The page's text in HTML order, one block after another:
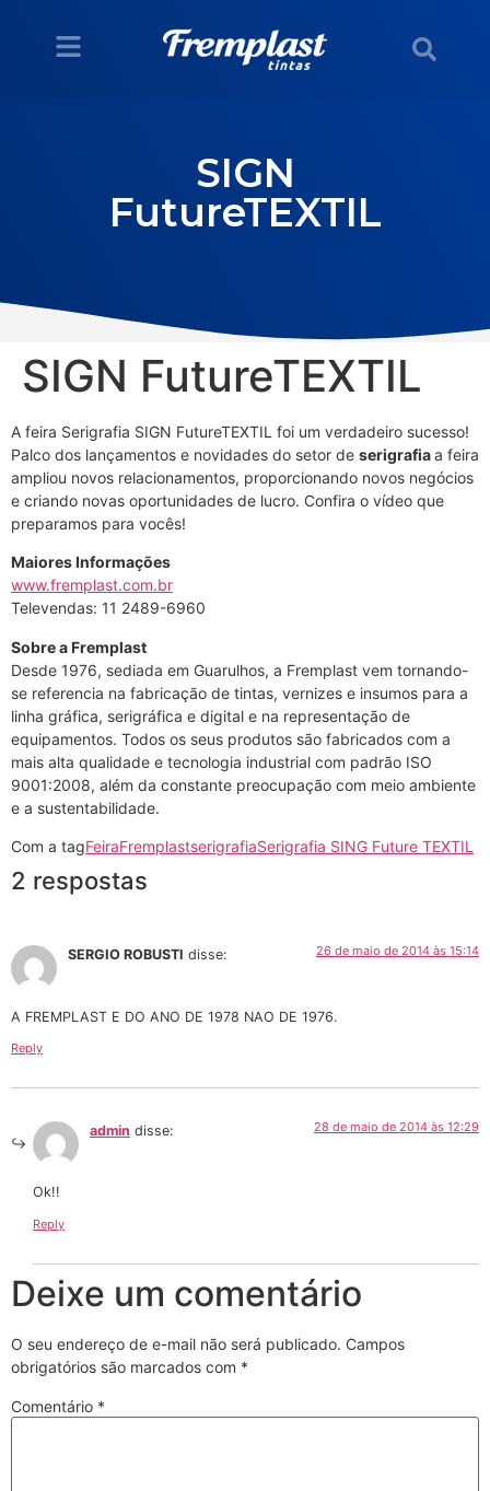
SIGN
FutureTEXTIL
SIGN FutureTEXTIL
A feira Serigrafia SIGN FutureTEXTIL foi um verdadeiro sucesso!
Palco dos lançamentos e novidades do setor de serigrafiaa feira
ampliou novos relacionamentos, proporcionando novos negócios
e criando novas oportunidades de lucro. Confira o vídeo que
preparamos para vocês!
Maiores Informações
www.fremplast.com.br
Televendas: 11 2489-6960
Sobre a Fremplast
Desde 1976, sediada em Guarulhos, a Fremplast vem tornando-
se referencia na fabricação de tintas, vernizes e insumos para a
linha gráfica, serigráfica e digital e na representação de
equipamentos. Todos os seus produtos são fabricados com a
mais alta qualidade e tecnologia industrial com padrão ISO
9001:2008, além da constante preocupação com meio ambiente
e a sustentabilidade.
Com a tagFeiraFremplastserigrafiaSerigrafia SING Future TEXTIL
2 respostas
SERGIO ROBUSTI disse: 26 de maio de 2014 às 15:14
A FREMPLAST E DO ANO DE 1978 NAO DE 1976.
Reply
admin disse: 28 de maio de 2014 às 12:29
Ok!!
Reply
Deixe um comentário
O seu endereço de e-mail não será publicado. Campos
obrigatórios são marcados com *
Comentário *